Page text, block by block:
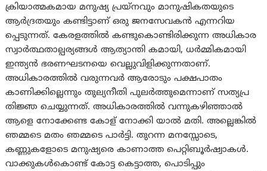
ക്രിയാത്മകമായ മനുഷ്യ പ്രയ്‌നവും മാനുഷികതയുടെ
ആർദ്രതയും കണ്ടിട്ടാണ് ഒരു ജനസേവകൻ എന്നറിയ
പ്പെടുന്നത്. കേരളത്തിൽ കണ്ടുകൊണ്ടിരിക്കുന്ന അധികാര
സ്വാർത്ഥതാല്പര്യങ്ങൾ ആത്യാന്തി കമായി, ധർമ്മികമായി
ഇന്ത്യൻ ഭരണഘടനയെ വെല്ലുവിളിക്കുന്നതാണ്.
അധികാരത്തിൽ വരുന്നവർ ആരോടും പക്ഷപാതം
കാണിക്കില്ലെന്നും തുല്യനീതി പുലർത്തുമെന്നാണ് സത്യപ്ര
തിജ്ഞ ചെയ്യുന്നത്. അധികാരത്തിൽ വന്നുകഴിഞ്ഞാൽ
ആളെ നോക്കേണ്ട കോള് നോക്കി യാൽ മതി. അല്ലെങ്കിൽ
ഞമ്മടെ മതം ഞമ്മടെ പാർട്ടി. തുറന്ന മനസ്സോടെ,
കണ്ണുകളോടെ മനുഷ്യരെ കാണാത്ത പെറ്റിബൂർഷ്വാകൾ.
വാക്കുകൾകൊണ്ട് കോട്ട കെട്ടാത്ത, പൊടിപ്പും